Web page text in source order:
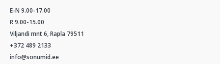
E-N 9.00-17.00
R 9.00-15.00
Viljandi mnt 6, Rapla 79511
+372 489 2133
info@sonumid.ee